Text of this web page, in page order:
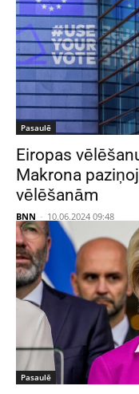
Pasaulē
Eiropas
Makrona
vēlēšanām
BNN - 10.06.2024 09:48
Pasaulē